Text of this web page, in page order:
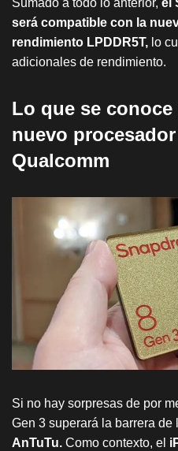
Sumado a todo lo anterior, el
será compatible con la
rendimiento LPDDR5T, lo
adicionales de rendimiento.
Lo que se conoce
nuevo
Qualcomm
Si no hay sorpresas de por
Gen 3 superará la barrera de
AnTuTu. Como contexto, el